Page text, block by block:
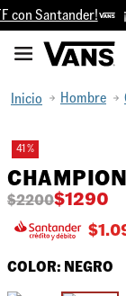
con Santander!
Hombre
41 %
$1290
$2200
$
COLOR: NEGRO